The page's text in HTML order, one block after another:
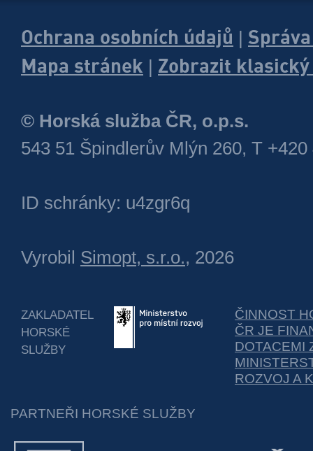
Ochrana osobních údajů
Mapa stránek
Zobrazit
© Horská služba ČR, o.p.s.
543 51 Špindlerův Mlýn 260, T +420
ID schránky: u4zgr6q
Vyrobil Simopt, s.r.o., 2026
ZAKLADATEL
HORSKÉ
SLUŽBY
ČINNOST
ČR JE
DOTACEMI
ROZVOJ A
PARTNEŘI HORSKÉ SLUŽBY